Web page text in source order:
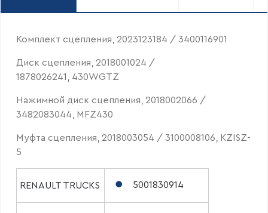
Комплект сцепления, 2023123184 / 3400116901
Диск сцепления, 2018001024 /
1878026241, 430WGTZ
Нажимной диск сцепления, 2018002066 /
3482083044, MFZ430
Муфта сцепления, 2018003054 / 3100008106, KZISZ-
5
RENAULT TRUCKS 5001830914